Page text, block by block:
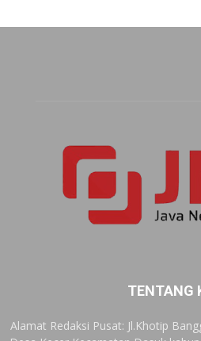
TENTANG
Alamat Redaksi Pusat: Jl.Khotip